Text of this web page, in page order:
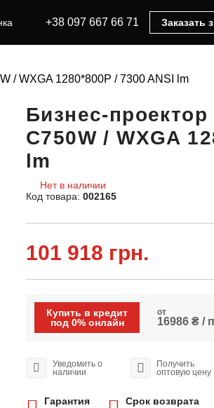
+38 097 667 66 71 Заказать
/ WXGA 1280*800P / 7300 ANSI lm
Бизнес-проектор
C750W / WXGA
lm
Нет в наличии
Код товара: 002165
101 918 грн.
Купить в кредит
под 0% онлайн
от
16986 ₴ /
Уведомить о
наличии
Получить
оптовую цену
Гарантия
Срок возврата